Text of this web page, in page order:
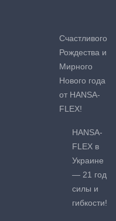
Счастливого
Рождества и
Мирного
Нового года
от HANSA-
FLEX!
HANSA-
FLEX в
Украине
— 21 год
силы и
гибкости!